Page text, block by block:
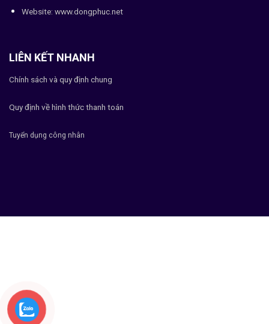
Website: www.dongphuc.net
LIÊN KẾT NHANH
Chính sách và quy định chung
Quy định về hình thức thanh toán
Tuyển dụng công nhân